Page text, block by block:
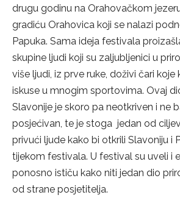
drugu godinu na Orahovačkom
gradiću Orahovica koji se nalazi
Papuka. Sama ideja festivala
skupine ljudi koji su zaljubljenici u
više ljudi, iz prve ruke, doživi čari koje
iskuse u mnogim sportovima. Ovaj
Slavonije je skoro pa neotkriven i ne
posjećivan, te je stoga jedan od
privući ljude kako bi otkrili Slavoniju i
tijekom festivala. U festival su uveli i
ponosno ističu kako niti jedan dio
od strane posjetitelja.